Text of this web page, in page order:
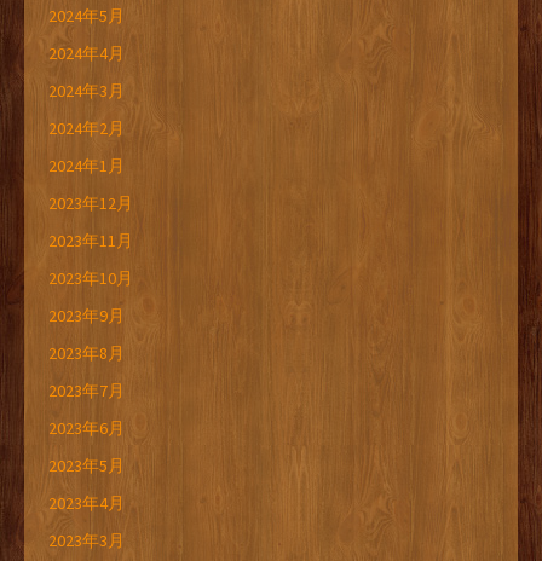
2024年5月
2024年4月
2024年3月
2024年2月
2024年1月
2023年12月
2023年11月
2023年10月
2023年9月
2023年8月
2023年7月
2023年6月
2023年5月
2023年4月
2023年3月